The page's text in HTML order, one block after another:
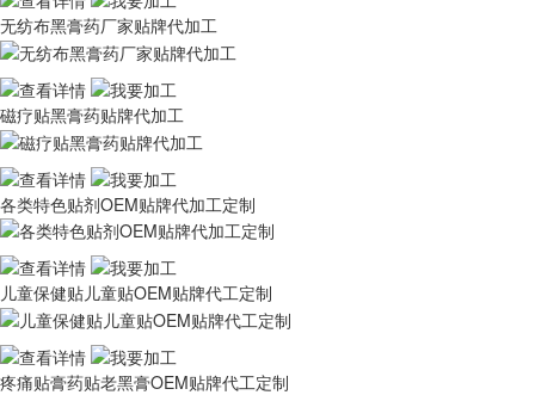
无纺布黑膏药厂家贴牌代加工
磁疗贴黑膏药贴牌代加工
各类特色贴剂OEM贴牌代加工定制
儿童保健贴儿童贴OEM贴牌代工定制
疼痛贴膏药贴老黑膏OEM贴牌代工定制